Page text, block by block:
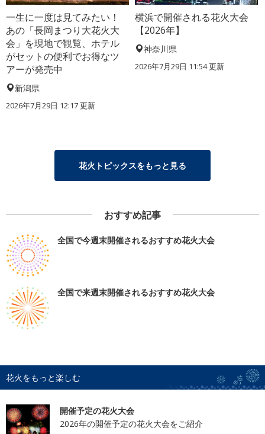
一生に一度は見てみたい！
あの「長岡まつり大花火大
会」を現地で観覧、ホテル
がセットの便利でお得なツ
アーが発売中
新潟県
2026年7月29日 12:17 更新
横浜で開催される花火大会
【2026年】
神奈川県
2026年7月29日 11:54 更新
花火トピックスをもっと見る
おすすめ記事
全国で今週末開催されるおすすめ花火大会
全国で来週末開催されるおすすめ花火大会
花火をもっと楽しむ
開催予定の花火大会
2026年の開催予定の花火大会をご紹介